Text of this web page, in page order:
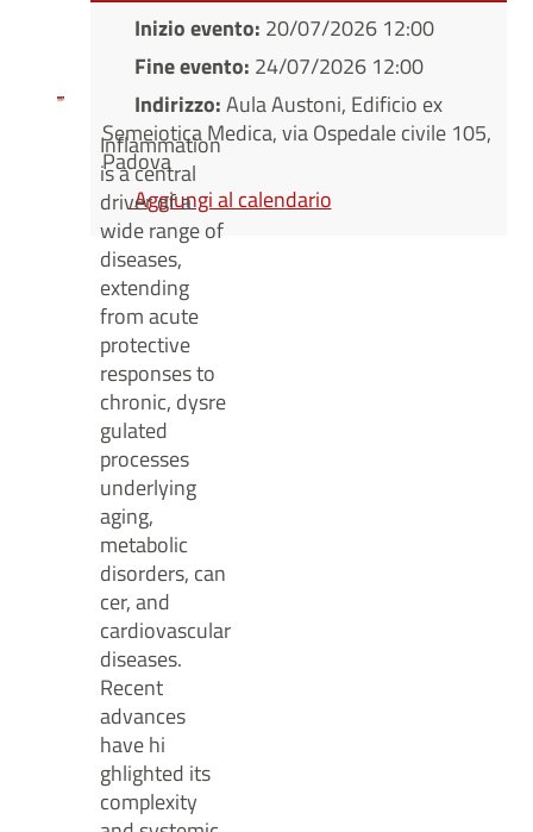
Inizio evento: 20/07/2026 12:00
Fine evento: 24/07/2026 12:00
Indirizzo:Aula Austoni, Edificio ex
Semeiotica Medica, via Ospedale civile 105,
Padova
Aggiungi al calendario
Inflammation
is a central
driver of a
wide range of
diseases,
extending
from acute
protective
responses to
chronic, dysre
gulated
processes
underlying
aging,
metabolic
disorders, can
cer, and
cardiovascular
diseases.
Recent
advances
have hi
ghlighted its
complexity